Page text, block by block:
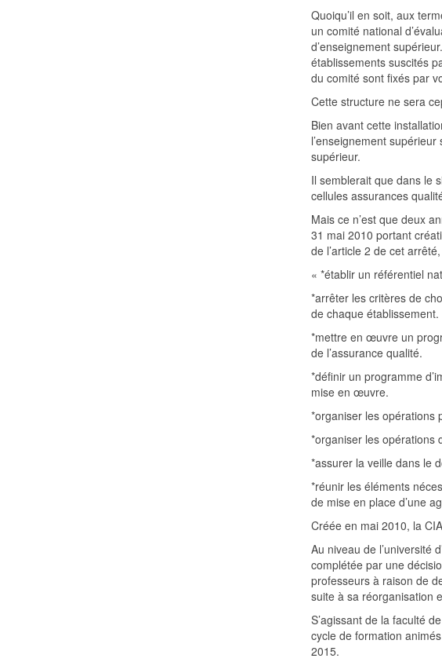
Quoiqu’il en soit, aux
un comité national
d’enseignement
établissements suscités
du comité sont fixés par
Cette structure ne sera
Bien avant cette
l’enseignement
supérieur.
Il semblerait que dans le
cellules assurances
Mais ce n’est que deux
31 mai 2010 portant
de l’article 2 de cet
« *établir un référentiel
*arrêter les critères de
de chaque établissement.
*mettre en œuvre un
de l’assurance qualité.
*définir un programme
mise en œuvre.
*organiser les opérations
*organiser les opérations
*assurer la veille dans le
*réunir les éléments
de mise en place d’une
Créée en mai 2010, la
Au niveau de l’université
complétée par une
professeurs à raison de
suite à sa réorganisation
S’agissant de la faculté
cycle de formation
2015.